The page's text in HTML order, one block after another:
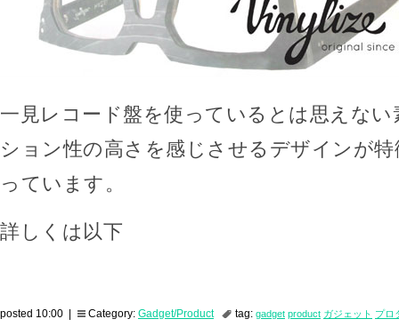
一見レコード盤を使っているとは思えな
ション性の高さを感じさせるデザインが
っています。
詳しくは以下
posted 10:00 | Category: Gadget/Product tag: gadget product ガジェット プロ